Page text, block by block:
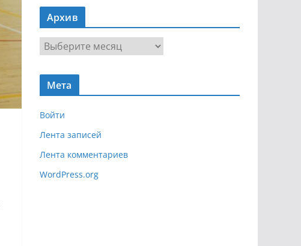
в
г
я
Архив
р
х
Мета
Войти
Лента записей
Лента комментариев
WordPress.org